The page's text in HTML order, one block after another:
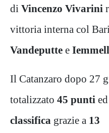
di Vincenzo Vivarini
vittoria interna col
Vandeputte e
Il Catanzaro dopo 27
totalizzato 45 punti
classifica grazie a 13